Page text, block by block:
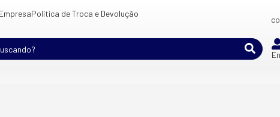
EmpresaPolítica de Troca e Devolução